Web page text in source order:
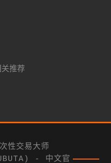
推荐
性交易大师
- 中文官